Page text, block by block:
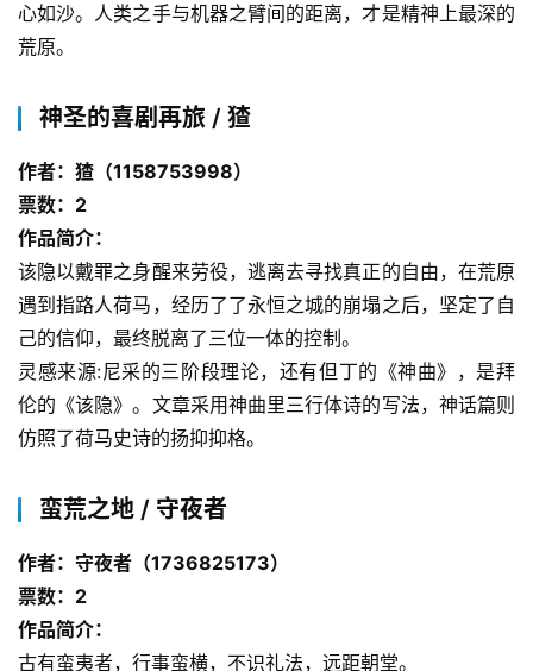
心如沙。人类之手与机器之臂间的距离，才是精神上最深的
荒原。
神圣的喜剧再旅 / 猹
作者：猹（1158753998）
票数：2
作品简介：
该隐以戴罪之身醒来劳役，逃离去寻找真正的自由，在荒原
遇到指路人荷马，经历了了永恒之城的崩塌之后，坚定了自
己的信仰，最终脱离了三位一体的控制。
灵感来源:尼采的三阶段理论，还有但丁的《神曲》，是拜
伦的《该隐》。文章采用神曲里三行体诗的写法，神话篇则
仿照了荷马史诗的扬抑抑格。
蛮荒之地 / 守夜者
作者：守夜者（1736825173）
票数：2
作品简介：
古有蛮夷者，行事蛮横，不识礼法，远距朝堂。